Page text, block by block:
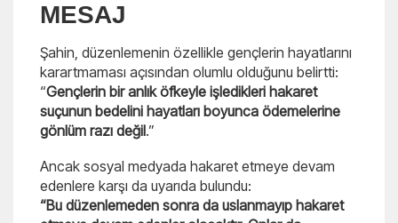
MESAJ
Şahin, düzenlemenin özellikle gençlerin hayatlarını
karartmaması açısından olumlu olduğunu belirtti:
“Gençlerin bir anlık öfkeyle işledikleri hakaret
suçunun bedelini hayatları boyunca ödemelerine
gönlüm razı değil.”
Ancak sosyal medyada hakaret etmeye devam
edenlere karşı da uyarıda bulundu:
“Bu düzenlemeden sonra da uslanmayıp hakaret